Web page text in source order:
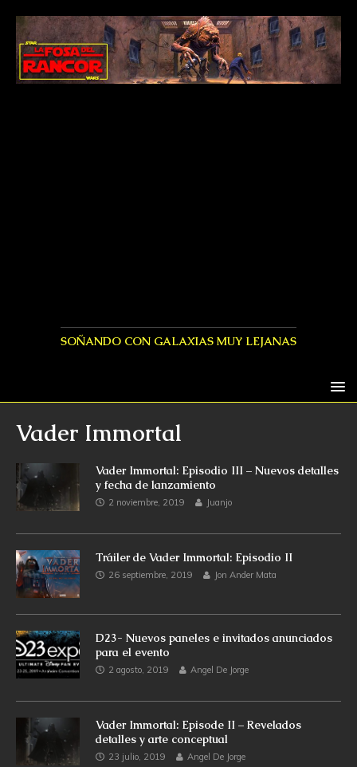
SOÑANDO CON GALAXIAS MUY LEJANAS
Vader Immortal
Vader Immortal: Episodio III – Nuevos detalles
y fecha de lanzamiento
2 noviembre, 2019 Juanjo
Tráiler de Vader Immortal: Episodio II
26 septiembre, 2019 Jon Ander Mata
D23- Nuevos paneles e invitados anunciados
para el evento
2 agosto, 2019 Angel De Jorge
Vader Immortal: Episode II – Revelados
detalles y arte conceptual
23 julio, 2019 Angel De Jorge